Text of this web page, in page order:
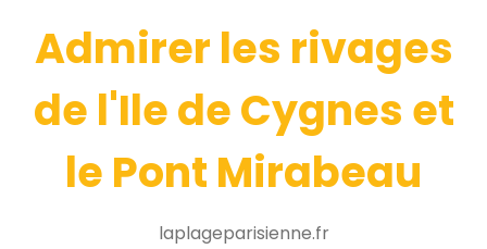
Admirer les rivages
de l'Ile de Cygnes et
le Pont Mirabeau
laplageparisienne.fr